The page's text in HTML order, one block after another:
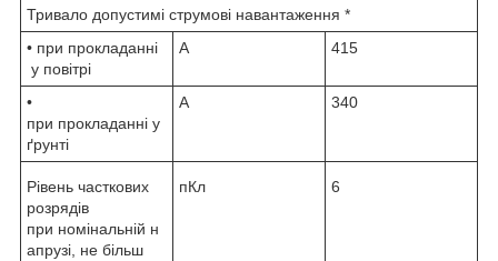
Тривало допустимі струмові навантаження *
• при прокладанні
у повітрі
А 415
•
при прокладанні у
ґрунті
А 340
Рівень часткових
розрядів
при номінальній н
апрузі, не більш
пКл 6